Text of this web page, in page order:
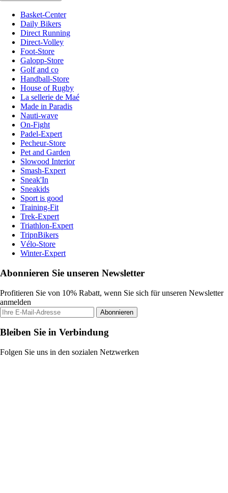
Basket-Center
Daily Bikers
Direct Running
Direct-Volley
Foot-Store
Galopp-Store
Golf and co
Handball-Store
House of Rugby
La sellerie de Maé
Made in Paradis
Nauti-wave
On-Fight
Padel-Expert
Pecheur-Store
Pet and Garden
Slowood Interior
Smash-Expert
Sneak'In
Sneakids
Sport is good
Training-Fit
Trek-Expert
Triathlon-Expert
TripnBikers
Vélo-Store
Winter-Expert
Abonnieren Sie unseren Newsletter
Profitieren Sie von 10% Rabatt, wenn Sie sich für unseren Newsletter
anmelden
Abonnieren
Bleiben Sie in Verbindung
Folgen Sie uns in den sozialen Netzwerken